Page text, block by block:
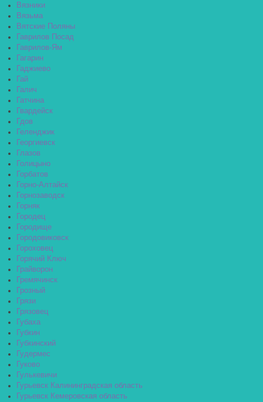
Вязники
Вязьма
Вятские Поляны
Гаврилов Посад
Гаврилов-Ям
Гагарин
Гаджиево
Гай
Галич
Гатчина
Гвардейск
Гдов
Геленджик
Георгиевск
Глазов
Голицыно
Горбатов
Горно-Алтайск
Горнозаводск
Горняк
Городец
Городище
Городовиковск
Гороховец
Горячий Ключ
Грайворон
Гремячинск
Грозный
Грязи
Грязовец
Губаха
Губкин
Губкинский
Гудермес
Гуково
Гулькевичи
Гурьевск Калининградская область
Гурьевск Кемеровская область